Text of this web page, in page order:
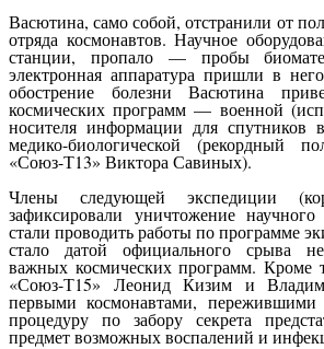
Васютина, само собой, отстранили от
отряда космонавтов. Научное
станции, пропало — пробы
электронная аппаратура пришли в
обострение болезни Васютина
космических программ — военной
носителя информации для спутников
медико-биологической (рекордный
«Союз-Т13» Виктора Савиных).
Члены следующей экспедиции
зафиксировали уничтожение
стали проводить работы по программе
стало датой официального срыва
важных космических программ. Кроме
«Союз-Т15» Леонид Кизим и
первыми космонавтами, пережившими
процедуру по забору секрета
предмет возможных воспалений и